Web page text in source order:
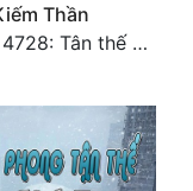
Thần
Chương 4728: Tân thế giới (đại kết cục) (10)